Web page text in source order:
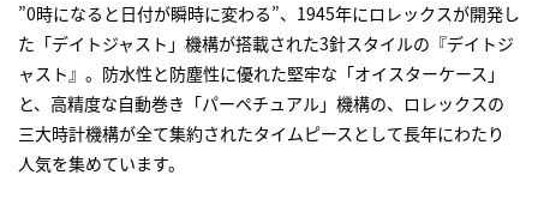
”0時になると日付が瞬時に変わる”、1945年にロレックスが開発し
た「デイトジャスト」機構が搭載された3針スタイルの『デイトジ
ャスト』。防水性と防塵性に優れた堅牢な「オイスターケース」
と、高精度な自動巻き「パーペチュアル」機構の、ロレックスの
三大時計機構が全て集約されたタイムピースとして長年にわたり
人気を集めています。